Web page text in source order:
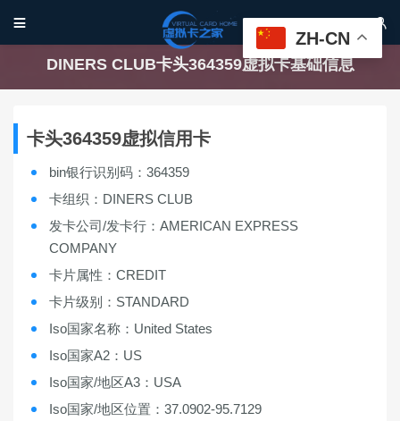
 
DINERS CLUB卡头364359虚拟卡基础信息
卡头364359虚拟信用卡
bin银行识别码：364359
卡组织：DINERS CLUB
发卡公司/发卡行：AMERICAN EXPRESS
COMPANY
卡片属性：CREDIT
卡片级别：STANDARD
Iso国家名称：United States
Iso国家A2：US
Iso国家/地区A3：USA
Iso国家/地区位置：37.0902-95.7129
ZH-CN